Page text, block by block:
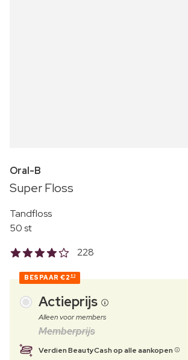
Oral-B
Super Floss
Tandfloss
50 st
228
BESPAAR €2 83
Actieprijs
Alleen voor members
Memberprijs
Verdien BeautyCash op alle aankopen